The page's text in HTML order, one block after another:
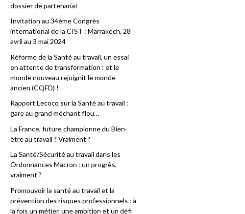
dossier de partenariat
Invitation au 34ème Congrès
international de la CIST : Marrakech, 28
avril au 3 mai 2024
Réforme de la Santé au travail, un essai
en attente de transformation : et le
monde nouveau rejoignit le monde
ancien (CQFD) !
Rapport Lecocq sur la Santé au travail :
gare au grand méchant flou…
La France, future championne du Bien-
être au travail ? Vraiment ?
La Santé/Sécurité au travail dans les
Ordonnances Macron : un progrès,
vraiment ?
Promouvoir la santé au travail et la
prévention des risques professionnels : à
la fois un métier, une ambition et un défi